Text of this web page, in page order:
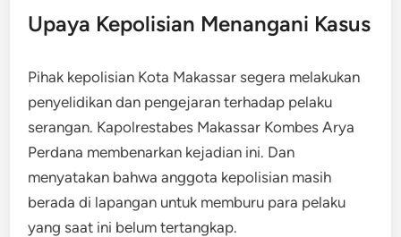
Upaya Kepolisian Menangani Kasus
Pihak kepolisian Kota Makassar segera melakukan
penyelidikan dan pengejaran terhadap pelaku
serangan. Kapolrestabes Makassar Kombes Arya
Perdana membenarkan kejadian ini. Dan
menyatakan bahwa anggota kepolisian masih
berada di lapangan untuk memburu para pelaku
yang saat ini belum tertangkap.